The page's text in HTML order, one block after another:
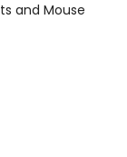
and Mouse